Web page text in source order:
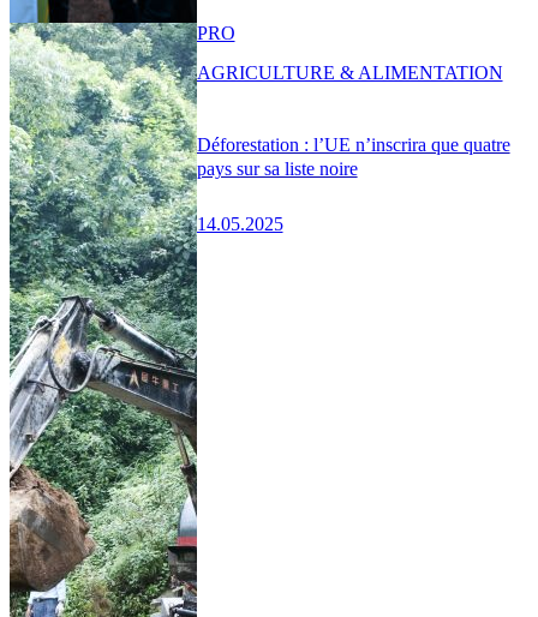
Déforestation : l’UE n’inscrira que quatre
pays sur sa liste noire
14.05.2025
PRO
AGRICULTURE & ALIMENTATION